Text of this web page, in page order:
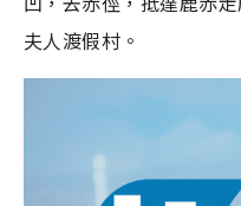
夫人渡假村。